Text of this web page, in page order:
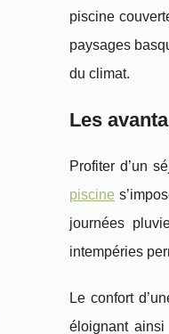
piscine
paysages
du climat.
Les
Profiter d’un
piscine
journées
intempéries
Le confort
éloignant